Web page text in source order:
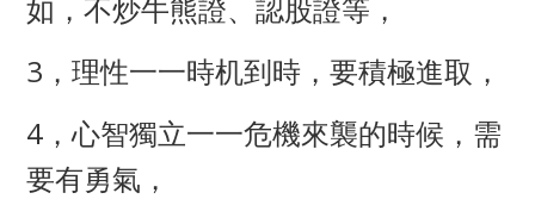
如，不炒牛熊證、認股證等，
3，理性一一時机到時，要積極進取，
4，心智獨立一一危機來襲的時候，需
要有勇氣，